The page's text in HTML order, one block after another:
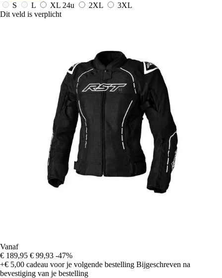
S
L XL 24u 2XL
3XL
Dit veld is verplicht
Vanaf
€ 189,95 € 99,93 -47%
+€ 5,00 cadeau voor je volgende bestelling Bijgeschreven na
bevestiging van je bestelling